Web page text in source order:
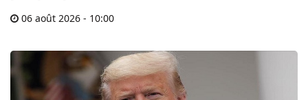
06 août 2026 - 10:00